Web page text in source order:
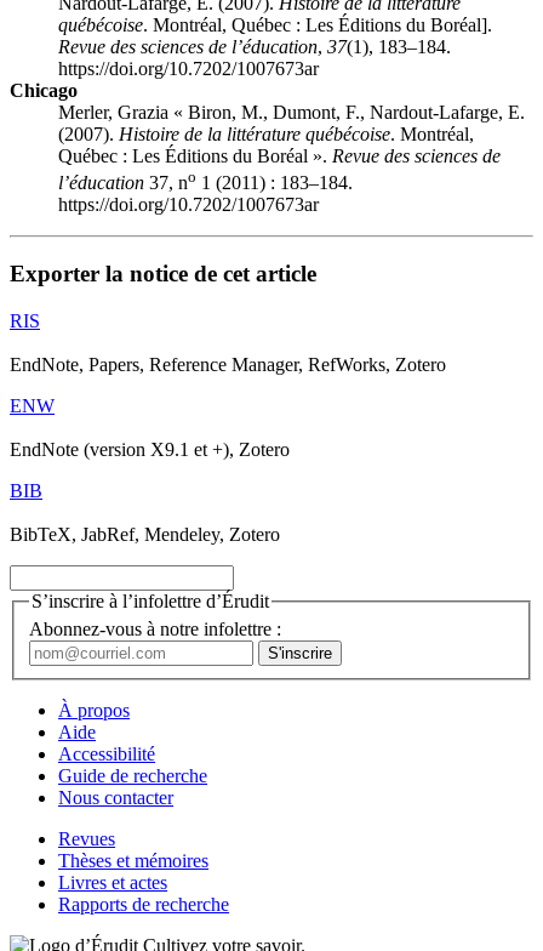
québécoise. Montréal, Québec : Les Éditions du Boréal].
Revue des sciences de l’éducation, 37(1), 183–184.
https://doi.org/10.7202/1007673ar
Chicago
Merler, Grazia « Biron, M., Dumont, F., Nardout-Lafarge, E.
(2007). Histoire de la littérature québécoise. Montréal,
Québec : Les Éditions du Boréal ». Revue des sciences de
l’éducation 37, no 1 (2011) : 183–184.
https://doi.org/10.7202/1007673ar
Exporter la notice de cet article
RIS
EndNote, Papers, Reference Manager, RefWorks, Zotero
ENW
EndNote (version X9.1 et +), Zotero
BIB
BibTeX, JabRef, Mendeley, Zotero
S’inscrire à l’infolettre d’Érudit
Abonnez-vous à notre infolettre :
À propos
Aide
Accessibilité
Guide de recherche
Nous contacter
Revues
Thèses et mémoires
Livres et actes
Rapports de recherche
Cultivez votre savoir.